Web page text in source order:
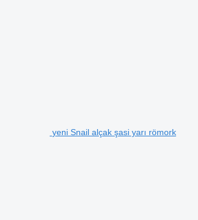
yeni Snail alçak şasi yarı römork